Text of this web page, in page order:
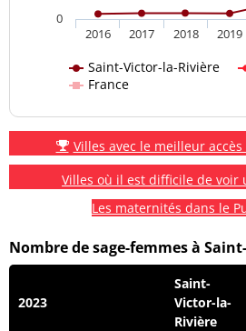
Saint-Victor-la-Rivière
France
2016 2017 2018 2019
0
Villes avec le meilleur
Villes où il est difficile de voir
Les maternités dans le
Nombre de sage-femmes à
2023
Saint-
Victor-la-
Rivière